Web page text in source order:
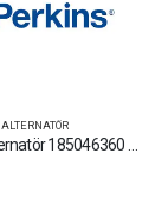
ALTERNATÖR
Perkins Alternatör 185046360 Yedek Parça Fiyat Tamir Bakım Satan Firmalar